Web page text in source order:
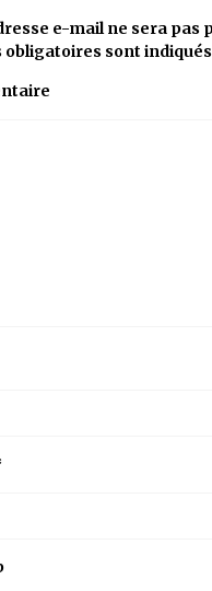
e-mail ne sera pas
obligatoires sont